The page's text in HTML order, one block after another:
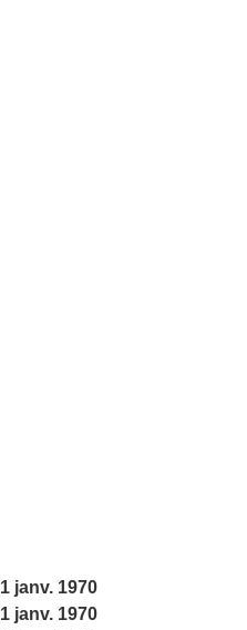
1 janv. 1970
1 janv. 1970